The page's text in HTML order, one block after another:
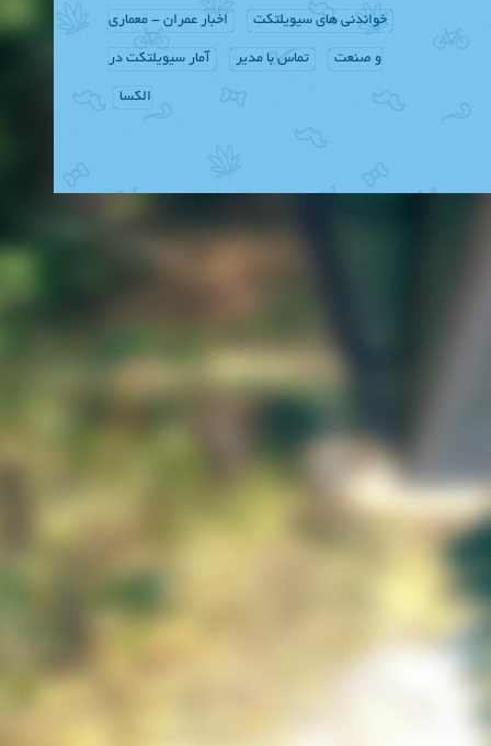
خواندنی های سیویلتکت اخبار عمران - معماری
و صنعت تماس با مدیر آمار سیویلتکت در
الکسا